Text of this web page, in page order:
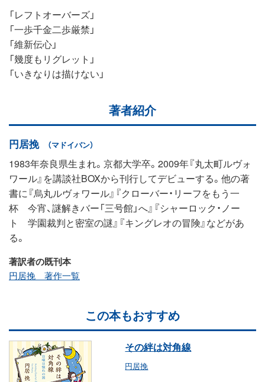
「レフトオーバーズ」
「一歩千金二歩厳禁」
「維新伝心」
「幾度もリグレット」
「いきなりは描けない」
著者紹介
円居挽 （マドイバン）
1983年奈良県生まれ。京都大学卒。2009年『丸太町ルヴォ
ワール』を講談社BOXから刊行してデビューする。他の著
書に『烏丸ルヴォワール』『クローバー・リーフをもう一
杯 今宵、謎解きバー「三号館」へ』『シャーロック・ノー
ト 学園裁判と密室の謎』『キングレオの冒険』などがあ
る。
著訳者の既刊本
円居挽 著作一覧
この本もおすすめ
その絆は対角線
円居挽